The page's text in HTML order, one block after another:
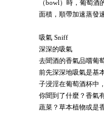
（bowl）時，葡萄
面積，順帶加速蒸發
吸氣 Sniff
深深的吸氣
去聞酒的香氣品嚐葡
前先深深地吸氣是基
子浸淫在葡萄酒杯中
你聞到了什麼？香氣
蔬菜？草本植物或是